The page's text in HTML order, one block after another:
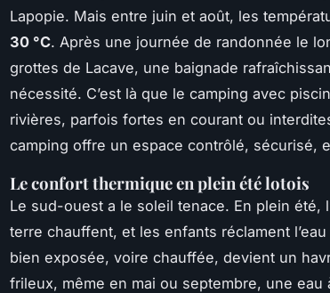
Lapopie. Mais entre juin et août, les
30 °C. Après une journée de randonnée le
grottes de Lacave, une baignade
nécessité. C’est là que le camping avec
rivières, parfois fortes en courant ou
camping offre un espace contrôlé, sécurisé,
Le confort thermique en plein été lotois
Le sud-ouest a le soleil tenace. En plein été,
terre chauffent, et les enfants réclament
bien exposée, voire chauffée, devient un
frileux, même en mai ou septembre, une eau